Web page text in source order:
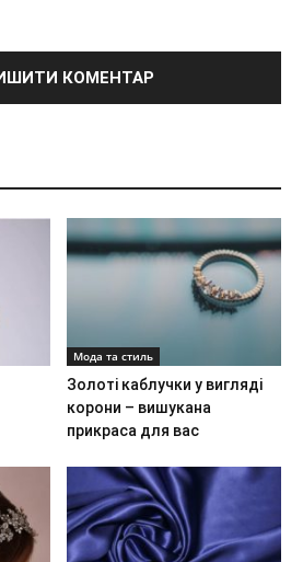
Мода та стиль
Золоті каблучки у вигляді
корони – вишукана
прикраса для вас